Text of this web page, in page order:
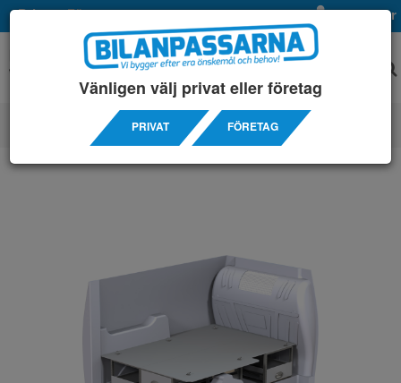
Privat Företag Mina sidor
SERVICEINREDNINGAR/ FORD / CONNECT L2 14-
Vänligen välj privat eller företag
PRIVAT FÖRETAG